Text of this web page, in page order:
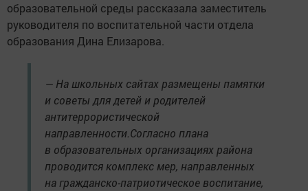
образовательной среды рассказала заместитель
руководителя по воспитательной части отдела
образования Дина Елизарова.
— На школьных сайтах размещены памятки
и советы для детей и родителей
антитеррористической
направленности.Согласно плана
в образовательных организациях района
проводится комплекс мер, направленных
на гражданско-патриотическое воспитание,